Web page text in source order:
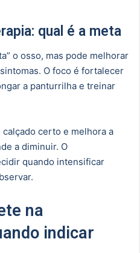
qual é a meta
o osso, mas pode melhorar
O foco é fortalecer
a panturrilha e treinar
certo e melhora a
a diminuir. O
quando intensificar
na
indicar